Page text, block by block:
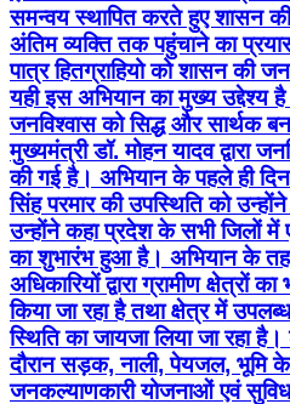
समन्वय स्थापित करते हुए शासन
अंतिम व्यक्ति तक पहुंचाने का
पात्र हितग्राहियो को शासन की
यही इस अभियान का मुख्य उद्देश्य
जनविश्वास को सिद्ध और सार्थक
मुख्यमंत्री डॉ. मोहन यादव द्वारा
की गई है। अभियान के पहले ही
सिंह परमार की उपस्थिति को
उन्होंने कहा प्रदेश के सभी जिलों
का शुभारंभ हुआ है। अभियान के
अधिकारियों द्वारा ग्रामीण
किया जा रहा है तथा क्षेत्र में
स्थिति का जायजा लिया जा रहा
दौरान सड़क, नाली, पेयजल, भूमि
जनकल्याणकारी योजनाओं एवं